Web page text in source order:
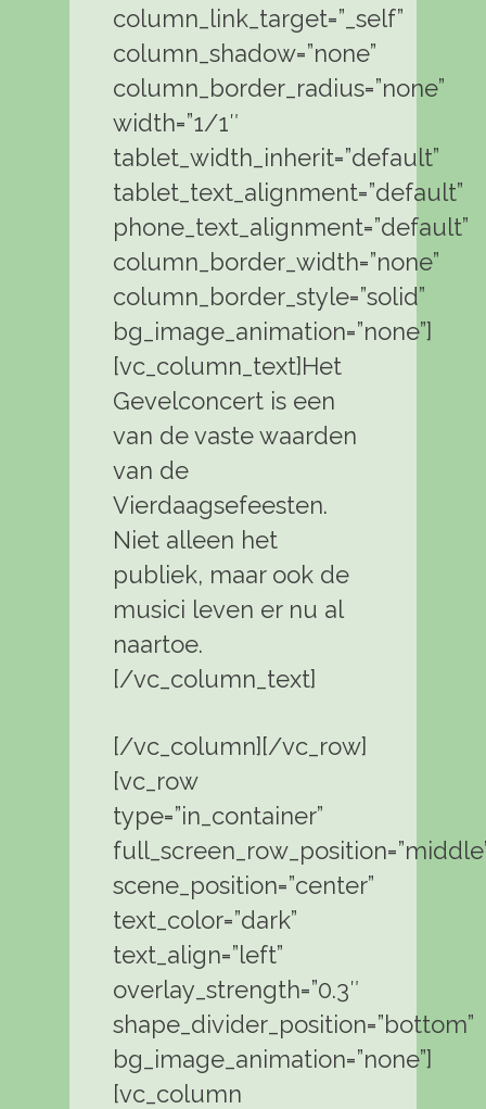
column_link_target=”_self”
column_shadow=”none”
column_border_radius=”none”
width=”1/1″
tablet_width_inherit=”default”
tablet_text_alignment=”default”
phone_text_alignment=”default”
column_border_width=”none”
column_border_style=”solid”
bg_image_animation=”none”]
[vc_column_text]Het
Gevelconcert is een
van de vaste waarden
van de
Vierdaagsefeesten.
Niet alleen het
publiek, maar ook de
musici leven er nu al
naartoe.
[/vc_column_text]
[/vc_column][/vc_row]
[vc_row
type=”in_container”
scene_position=”center”
text_color=”dark”
text_align=”left”
overlay_strength=”0.3″
shape_divider_position=”bottom”
bg_image_animation=”none”]
[vc_column